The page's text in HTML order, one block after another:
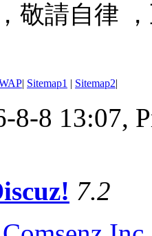
敬請自律
| Sitemap1 | Sitemap2|
8-8 13:07,
7.2